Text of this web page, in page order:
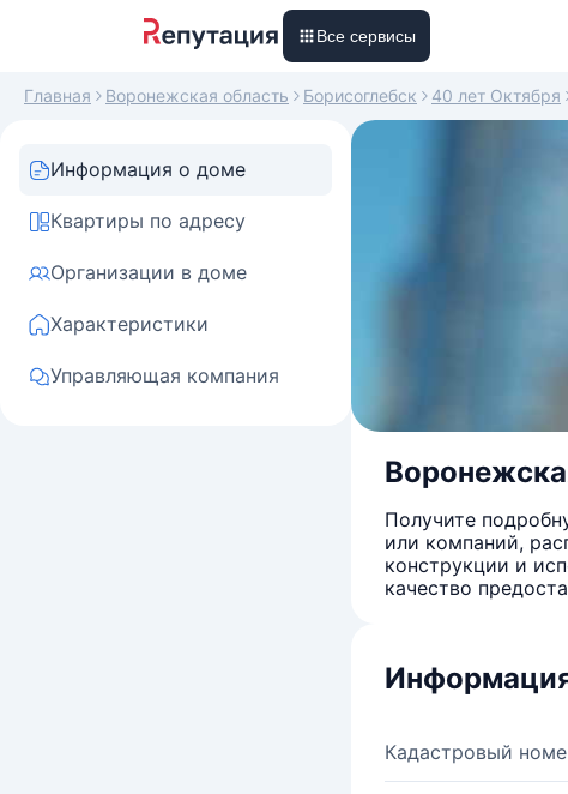
Все сервисы
Главная Воронежская область Борисоглебск 40 лет Октября
Информация о доме
Квартиры по адресу
Организации в доме
Характеристики
Управляющая компания
Получите
или компаний,
конструкции и
качество
Кадастровый